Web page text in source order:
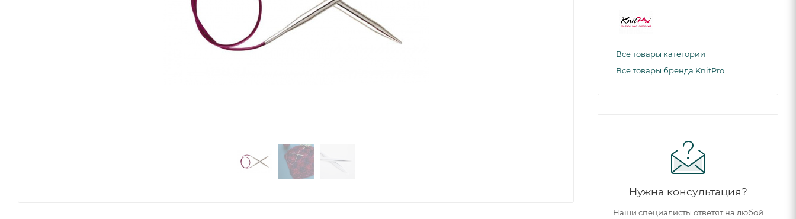
Все товары категории
Все товары бренда KnitPro
Нужна консультация?
Наши специалисты ответят на любой